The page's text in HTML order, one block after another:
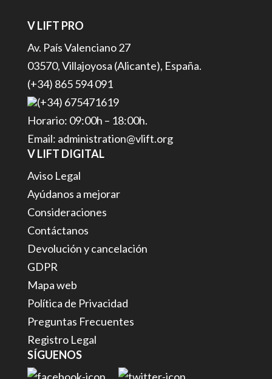
V LIFT PRO
Av. País Valenciano 27
03570, Villajoyosa (Alicante), España.
(+34) 865 594 091
(+34) 675471619
Horario: 09:00h – 18:00h.
Email: administration@vlift.org
V LIFT DIGITAL
Aviso Legal
Ayúdanos a mejorar
Consideraciones
Contáctanos
Devolución y cancelación
GDPR
Mapa web
Política de Privacidad
Preguntas Frecuentes
Registro Legal
SÍGUENOS